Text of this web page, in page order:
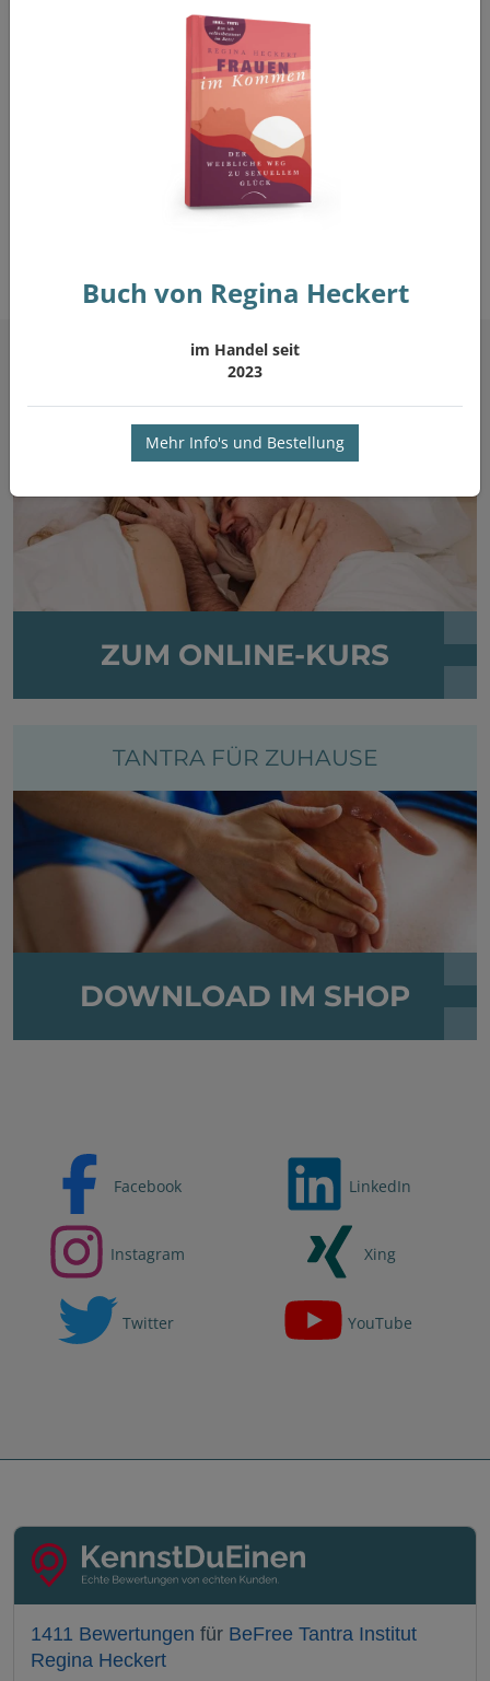
Hier können Sie sich zum Paarsommer anmelden
ZUM ONLINE-KURS
TANTRA FÜR ZUHAUSE
DOWNLOAD IM SHOP
Facebook LinkedIn
Instagram Xing
Twitter YouTube
1411 Bewertungen für BeFree Tantra Institut
Regina Heckert
Buch von Regina Heckert
im Handel seit
2023
Mehr Info's und Bestellung